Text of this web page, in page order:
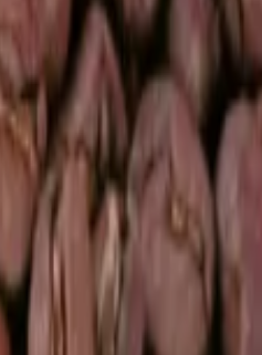
Další kategorie